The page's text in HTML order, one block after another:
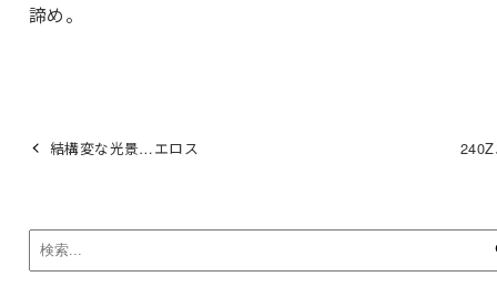
諦め。
結構変な光景…エロス